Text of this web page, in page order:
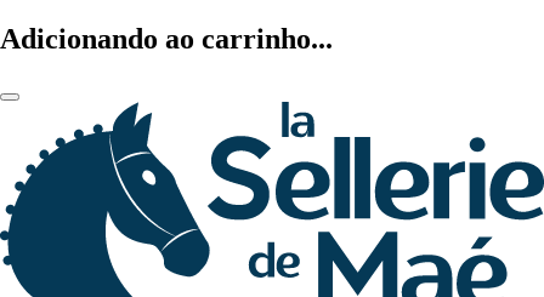
Adicionando ao carrinho...